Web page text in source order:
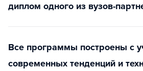
диплом одного из вузов-
Все программы построены с
современных тенденций и